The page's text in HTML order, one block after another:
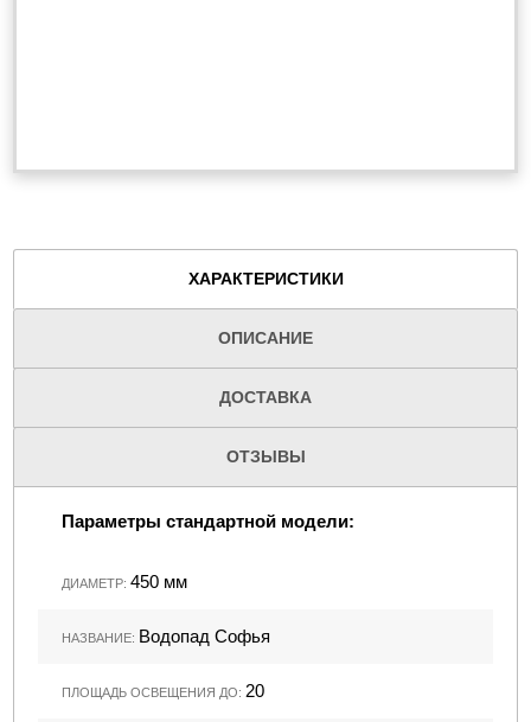
ХАРАКТЕРИСТИКИ
ОПИСАНИЕ
ДОСТАВКА
ОТЗЫВЫ
Параметры стандартной модели:
ДИАМЕТР:450 мм
НАЗВАНИЕ: Водопад Софья
ПЛОЩАДЬ ОСВЕЩЕНИЯ ДО: 20